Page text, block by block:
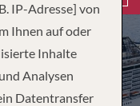
FROM
IP-Adresse] von
Ihnen auf oder
Inhalte
Analysen
Datentransfer